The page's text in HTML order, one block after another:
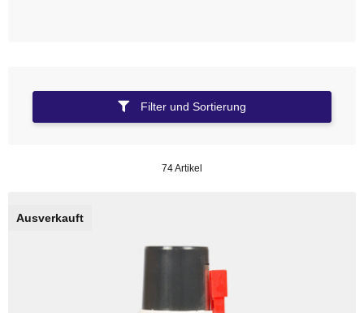
Filter und Sortierung
74 Artikel
Ausverkauft